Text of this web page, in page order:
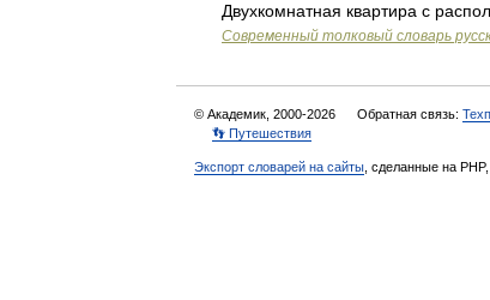
Двухкомнатная квартира с
Современный толковый словарь
© Академик, 2000-2026 Обратная связь:
👣 Путешествия
Экспорт словарей на сайты , сделанные на PHP,